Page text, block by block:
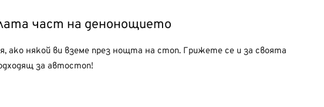
част на денонощието
ако някой ви вземе през нощта на стоп. Грижете се и за своята
за автостоп!